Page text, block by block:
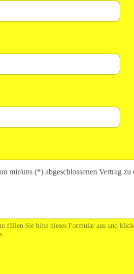
füllen Sie bitte dieses Formular aus und